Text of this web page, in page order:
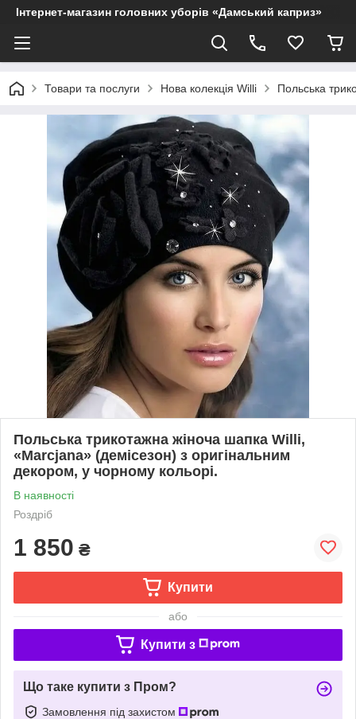
Інтернет-магазин головних уборів «Дамський каприз»
Товари та послуги Нова колекція Willi Польська
Польська трикотажна жіноча шапка Willi,
«Marcjana» (демісезон) з оригінальним
декором, у чорному кольорі.
В наявності
Роздріб
1 850 ₴
Купити
або
Купити з
Що таке купити з Пром?
Замовлення під захистом